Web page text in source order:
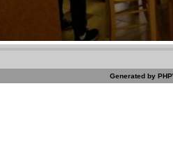
Generated by